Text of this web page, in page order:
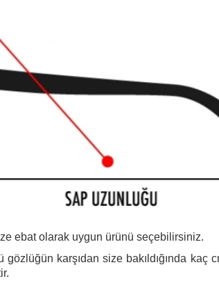
ebat olarak uygun ürünü seçebilirsiniz.
karşıdan size bakıldığında kaç